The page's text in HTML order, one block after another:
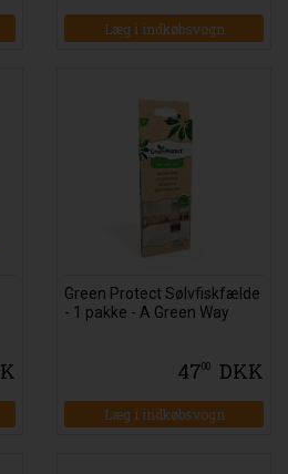
Green Protect Sølvfiskfælde
- 1 pakke - A Green Way
4700 DKK